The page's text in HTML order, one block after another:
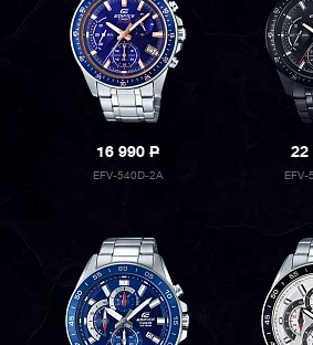
16 990P
EFV-540D-2A EFV-